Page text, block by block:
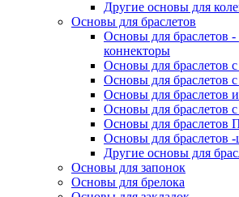
Другие основы для
Основы для браслетов
Основы для браслетов -
коннекторы
Основы для браслетов
Основы для браслетов
Основы для браслетов
Основы для браслетов
Основы для браслетов
Основы для браслетов
Другие основы для
Основы для запонок
Основы для брелока